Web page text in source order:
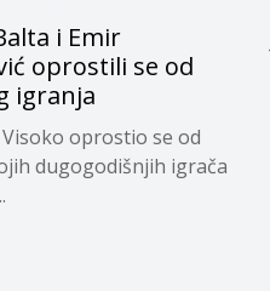
i Emir
oprostili se od
igranja
Visoko oprostio se od
dugogodišnjih igrača